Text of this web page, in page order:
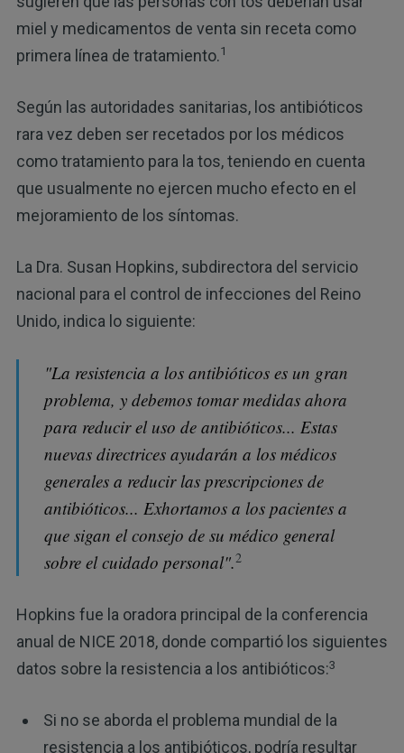
miel y medicamentos de venta sin receta como
primera línea de tratamiento.1
Según las autoridades sanitarias, los antibióticos
rara vez deben ser recetados por los médicos
como tratamiento para la tos, teniendo en cuenta
que usualmente no ejercen mucho efecto en el
mejoramiento de los síntomas.
La Dra. Susan Hopkins, subdirectora del servicio
nacional para el control de infecciones del Reino
Unido, indica lo siguiente:
"La resistencia a los antibióticos es un gran
problema, y debemos tomar medidas ahora
para reducir el uso de antibióticos... Estas
nuevas directrices ayudarán a los médicos
generales a reducir las prescripciones de
antibióticos... Exhortamos a los pacientes a
que sigan el consejo de su médico general
sobre el cuidado personal".2
Hopkins fue la oradora principal de la conferencia
anual de NICE 2018, donde compartió los siguientes
datos sobre la resistencia a los antibióticos:3
Si no se aborda el problema mundial de la
resistencia a los antibióticos, podría resultar